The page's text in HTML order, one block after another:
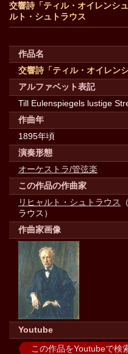
交響詩「ティル・オイレンシ
ルト・シュトラウス
作品名
交響詩「ティル・オイレン
アルファベット表記
Till Eulenspiegels lustige
作曲年
1895年頃
演奏形態
オーケストラ/管弦楽
この作品の作曲家
リヒャルト・シュトラウス
ラウス）
作曲家画像
Youtube
この作品をYoutubeで検